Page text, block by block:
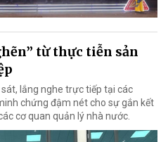
từ thực tiễn sản
lắng nghe trực tiếp tại các
chứng đậm nét cho sự gắn kết
cơ quan quản lý nhà nước.